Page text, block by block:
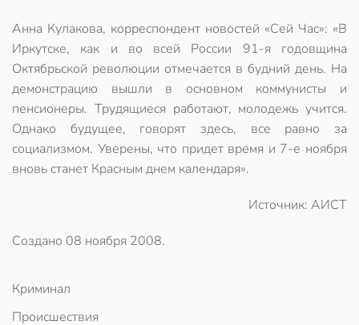
Анна Кулакова, корреспондент новостей «Сей Час»: «В
Иркутске, как и во всей России 91-я годовщина
Октябрьской революции отмечается в будний день. На
демонстрацию вышли в основном коммунисты и
пенсионеры. Трудящиеся работают, молодежь учится.
Однако будущее, говорят здесь, все равно за
социализмом. Уверены, что придет время и 7-е ноября
вновь станет Красным днем календаря».
Источник: АИСТ
Создано 08 ноября 2008.
Криминал
Происшествия